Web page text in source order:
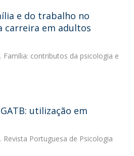
e do trabalho no
carreira em adultos
Família: contributos da psicologia e
utilização em
Revista Portuguesa de Psicologia